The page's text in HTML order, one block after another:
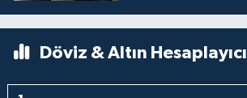
Döviz & Altın Hesaplayıcı